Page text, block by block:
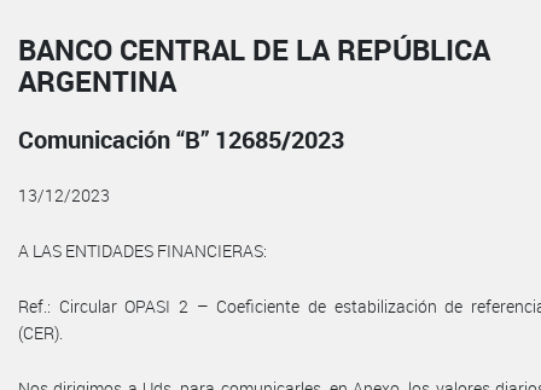
BANCO CENTRAL DE LA REPÚBLICA
ARGENTINA
Comunicación “B” 12685/2023
13/12/2023
A LAS ENTIDADES FINANCIERAS:
Ref.: Circular OPASI 2 – Coeficiente de estabilización de
(CER).